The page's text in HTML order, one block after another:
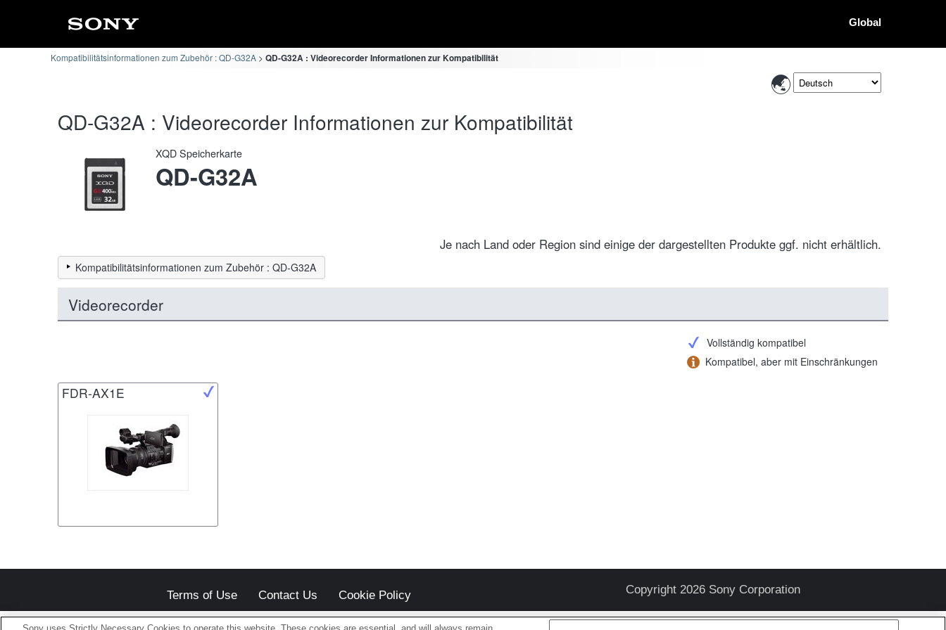
Global
Kompatibilitätsinformationen zum Zubehör : QD-G32A QD-G32A : Videorecorder Informationen zur Kompatibilität
QD-G32A : Videorecorder Informationen zur Kompatibilität
XQD Speicherkarte
QD-G32A
Je nach Land oder Region sind einige der dargestellten Produkte ggf. nicht erhältlich.
Kompatibilitätsinformationen zum Zubehör : QD-G32A
Videorecorder
Vollständig kompatibel
Kompatibel, aber mit Einschränkungen
FDR-AX1E
Terms of Use Contact Us Cookie Policy Copyright 2026 Sony Corporation